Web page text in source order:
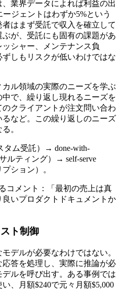
業界データによれば利益の出
ジェントはわずか5%という
はまず受託で収入を確立して
が、受託にも固有の課題があ
シャー、メンテナンス負
しもリスクが低いわけではな
ル領域の実際のニーズを学ぶ
で、繰り返し現れるニーズを
クライアントが注文問い合わ
など。この繰り返しのニーズ
。
タム受託）→ done-with-
ルティング）→ self-serve
ション）。
コメント：「最初の売上は真
いプロダクトドキュメントか
ト制御
デルが必要なわけではない。
答を処理し、実際に推論が必
ルを呼び出す。ある事例では
、月額$240で元々月額$5,000